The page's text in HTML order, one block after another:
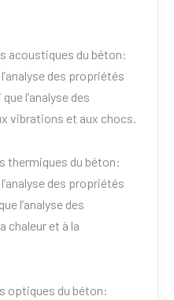
acoustiques du béton:
des propriétés
l’analyse des
vibrations et aux chocs.
thermiques du béton:
des propriétés
l’analyse des
chaleur et à la
optiques du béton: